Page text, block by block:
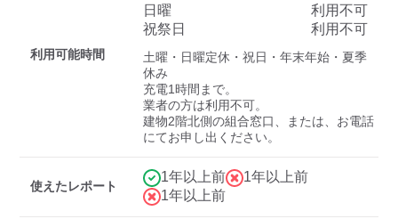
三菱ディーラーを表示
日産ディーラーを表示
トヨタディーラーを表
利用可能時間
日曜
利用不可
祝祭日
利用不可
土曜・日曜定休・祝日・年末年始・夏季
休み
充電1時間まで。
業者の方は利用不可。
建物2階北側の組合窓口、または、お電話
にてお申し出ください。
使えたレポート
1年以上前
1年以上前
1年以上前